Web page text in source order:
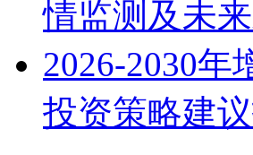
情监测及未
2026-2030
投资策略建